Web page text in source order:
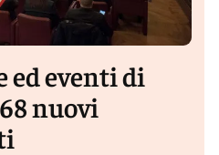
ed eventi di
nuovi